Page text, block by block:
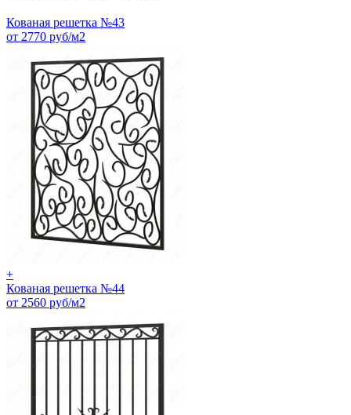
Кованая решетка №43
от 2770 руб/м2
+
Кованая решетка №44
от 2560 руб/м2